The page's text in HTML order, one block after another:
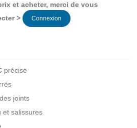
et acheter, merci de vous
>
Connexion
précise
des joints
et salissures